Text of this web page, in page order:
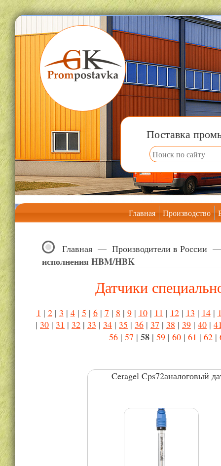
Поставка
Главная Производство
Главная— Производители в России
исполнения HBM/HBK
Датчики
1 | 2| 3 | 4| 5 | 6| 7 | 8 | 9| 10| 11 | 12| 13 | 14|
| 30 | 31 | 32 | 33 | 34 | 35 | 36 | 37 | 38 | 39 | 40 |
56| 57 | 58| 59| 60| 61 | 62|
Ceragel Cps72аналоговый